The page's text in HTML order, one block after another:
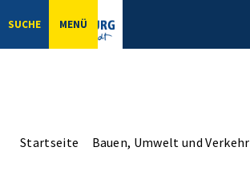
SUCHE MENÜ
Startseite Bauen, Umwelt und Verkehr